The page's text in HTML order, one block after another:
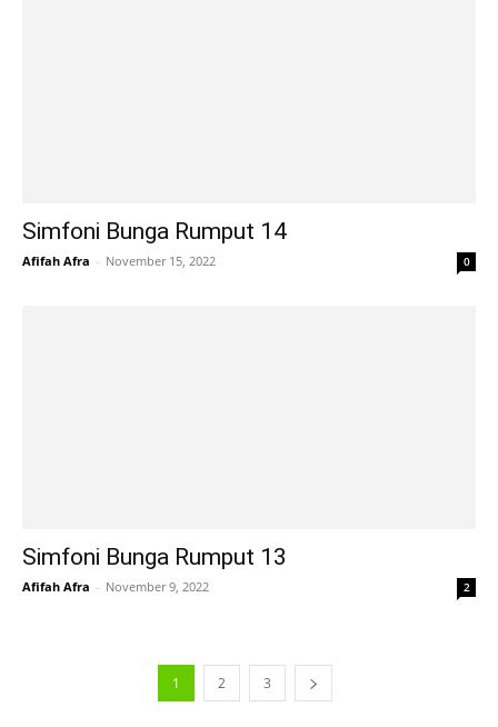
Simfoni Bunga Rumput 14
Afifah Afra - November 15, 2022 0
Simfoni Bunga Rumput 13
Afifah Afra - November 9, 2022 2
1 2 3